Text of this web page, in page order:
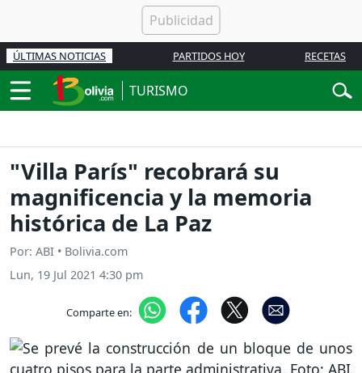
ÚLTIMAS NOTICIAS PARTIDOS HOY RECETAS
TURISMO
"Villa París" recobrará su
magnificencia y la memoria
histórica de La Paz
Por: ABI • Bolivia.com
Lun, 19 Jul 2021 4:30 pm
Comparte en: